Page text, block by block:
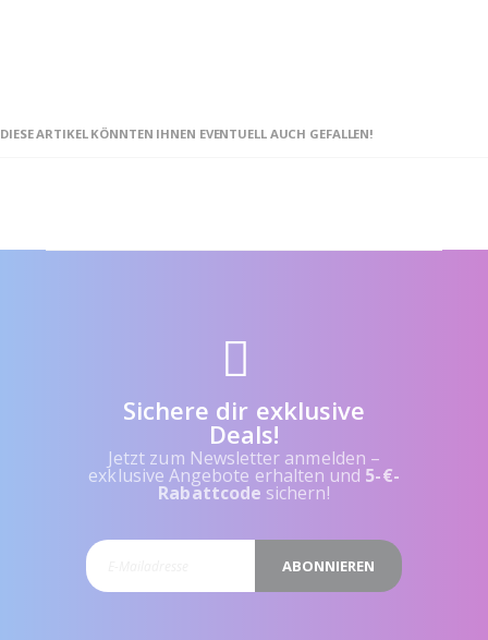
DIESE ARTIKEL KÖNNTEN IHNEN EVENTUELL AUCH GEFALLEN!
Sichere dir exklusive
Deals!
Jetzt zum Newsletter anmelden –
exklusive Angebote erhalten und 5-€-
Rabattcode sichern!
ABONNIEREN